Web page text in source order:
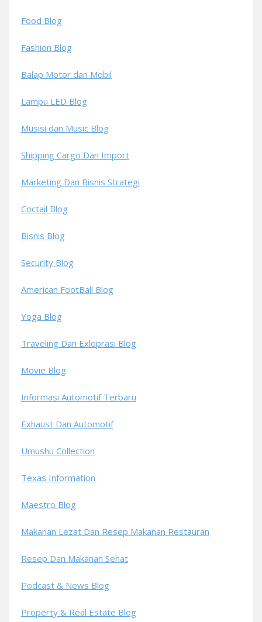
Food Blog
Fashion Blog
Balap Motor dan Mobil
Lampu LED Blog
Musisi dan Music Blog
Shipping Cargo Dan Import
Marketing Dan Bisnis Strategi
Coctail Blog
Bisnis Blog
Security Blog
American FootBall Blog
Yoga Blog
Traveling Dan Exloprasi Blog
Movie Blog
Informasi Automotif Terbaru
Exhaust Dan Automotif
Umushu Collection
Texas Information
Maestro Blog
Makanan Lezat Dan Resep Makanan Restauran
Resep Dan Makanan Sehat
Podcast & News Blog
Property & Real Estate Blog